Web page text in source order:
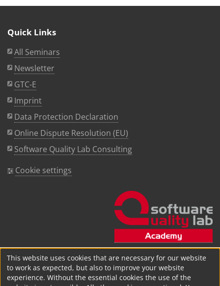
Quick Links
All Seminars
Newsletter
GTC-E
Imprint
Data Protection Declaration
Online Dispute Resolution (EU)
Software Quality Lab Consulting
Cookie settings
This website uses cookies that are necessary for our website
to work as expected, but also to improve your website
experience. Without the essential cookies the use of the